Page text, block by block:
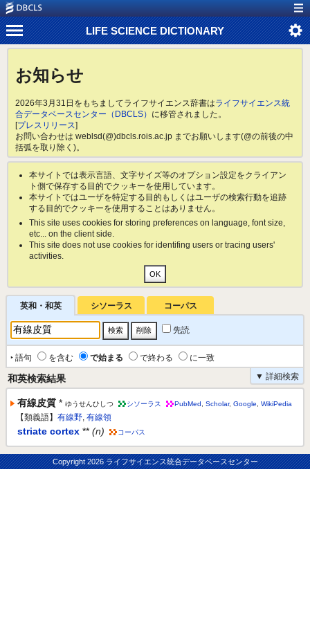
LIFE SCIENCE DICTIONARY
お知らせ
2026年3月31日をもちましてライフサイエンス辞書はライフサイエンス統
合データベースセンター（DBCLS） に移管されました。
[プレスリリース]
お問い合わせは weblsd(@)dbcls.rois.ac.jp までお願いします(@の前後の中
括弧を取り除く)。
本サイトでは表示言語、文字サイズ等のオプション設定をクライアン
ト側で保存する目的でクッキーを使用しています。
本サイトではユーザを特定する目的もしくはユーザの検索行動を追跡
する目的でクッキーを使用することはありません。
This site uses cookies for storing preferences on language, font size,
etc... on the client side.
This site does not use cookies for identifing users or tracing users'
activities.
英和・和英 シソーラス コーパス
先読
‣ 語句 を含む で始まる で終わる
に一致
▼ 詳細検索
和英検索結果
有線皮質 * ゆうせんひしつ シソーラス PubMed Scholar, Google WikiPedia
【類義語】 有線野, 有線領
striate cortex ** (n) コーパス
Copyright2026 ライフサイエンス統合データベースセンター